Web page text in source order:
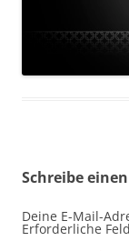
Schreibe
Deine E-Mail-
Erforderliche